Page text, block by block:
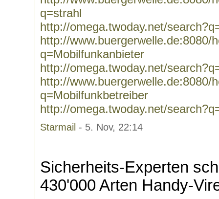
q=strahl
http://omega.twoday.net/
http://www.buergerwelle.de:8080/
q=Mobilfunkanbieter
http://omega.twoday.net/
http://www.buergerwelle.de:8080/
q=Mobilfunkbetreiber
http://omega.twoday.net/
Starmail - 5. Nov, 22:14
Sicherheits-Experten
430'000 Arten Handy-